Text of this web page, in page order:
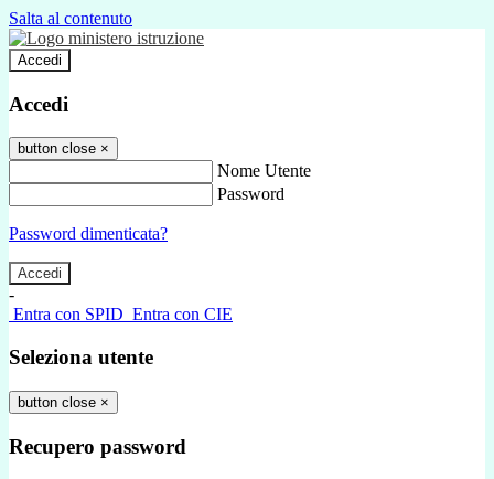
Salta al contenuto
Accedi
Accedi
button close ×
Nome Utente
Password
Password dimenticata?
-
Entra con SPID Entra con CIE
Seleziona utente
button close ×
Recupero password